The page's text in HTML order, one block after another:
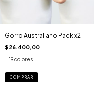
Gorro Australiano Pack x2
$26.400,00
19 colores
COMPRAR